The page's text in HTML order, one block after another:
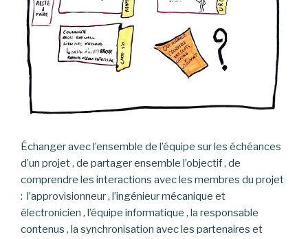
Échanger avec l’ensemble de l’équipe sur les échéances
d’un projet , de partager ensemble l’objectif , de
comprendre les interactions avec les membres du projet
: l’approvisionneur , l’ingénieur mécanique et
électronicien , l’équipe informatique , la responsable
contenus , la synchronisation avec les partenaires et